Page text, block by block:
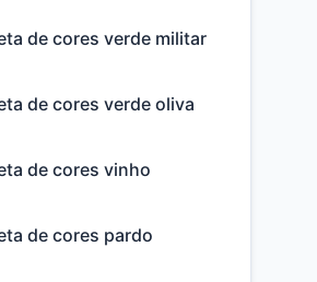
de cores verde militar
de cores verde oliva
de cores vinho
de cores pardo